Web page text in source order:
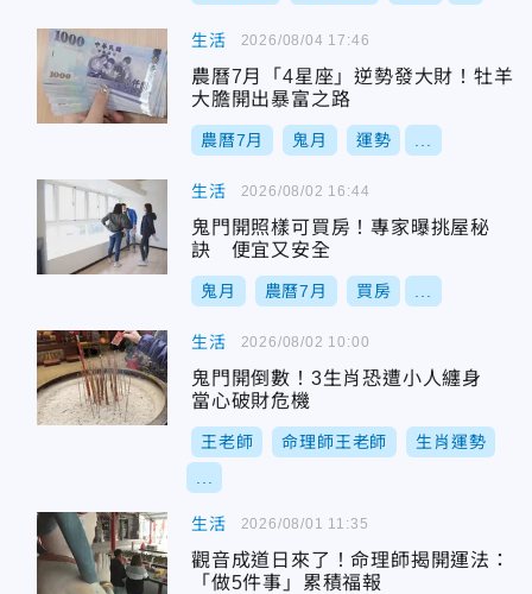
生活
農曆7月「4星座」逆勢發大財！牡羊
大膽開出暴富之路
農曆7月 鬼月 運勢
2026/08/04 17:46
生活
鬼門開照樣可買房！專家曝挑屋秘
訣 便宜又安全
鬼月 農曆7月 買房
2026/08/02 16:44
生活
鬼門開倒數！3生肖恐遭小人纏身
當心破財危機
王老師 命理師王老師 生肖運勢
2026/08/02 10:00
生活
觀音成道日來了！命理師揭開運法：
「做5件事」累積福報
2026/08/01 11:35